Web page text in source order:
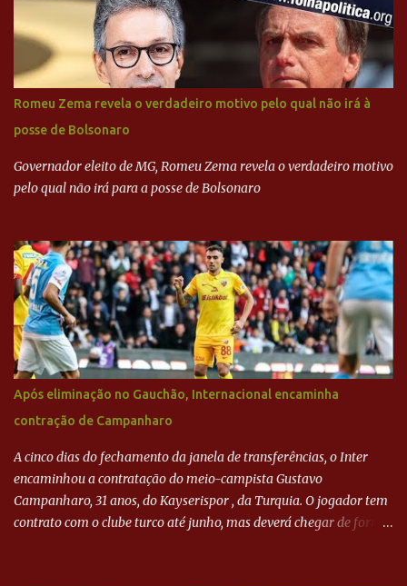
texto também põe fim a um mistério: três fontes confirmaram à
revista que o codinome “santo” que aparece em planilhas da
empreiteira refere-se ao governador de São Paulo, Geraldo
Alckmin (PSDB) — nenhum deles, no entanto, disse ter negociado
diretamente com o paulista. Depoimentos mostram como o
dinheiro da Odebrecht bancou a campanha de Serra em 2010 Leia
mais... A Lava Jato chega ao PSDB | VEJA.com
Romeu Zema revela o verdadeiro motivo pelo qual não irá à
posse de Bolsonaro
Governador eleito de MG, Romeu Zema revela o verdadeiro motivo
pelo qual não irá para a posse de Bolsonaro
Após eliminação no Gauchão, Internacional encaminha
contração de Campanharo
A cinco dias do fechamento da janela de transferências, o Inter
encaminhou a contratação do meio-campista Gustavo
Campanharo, 31 anos, do Kayserispor , da Turquia. O jogador tem
contrato com o clube turco até junho, mas deverá chegar de forma